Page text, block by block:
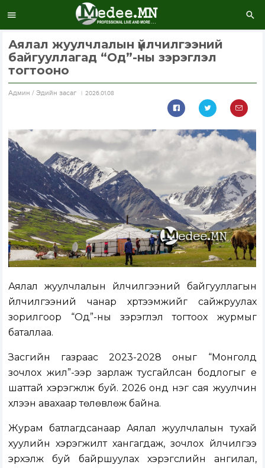
Аялал жуулчлалын үйлчилгээний
байгууллагад “Од”-ны зэрэглэл
тогтооно
Aдмин / Эдийн засаг 2026.01.08
Аялал жуулчлалын үйлчилгээний байгууллагын
үйлчилгээний чанар хүртээмжийг сайжруулах
зорилгоор “Од”-ны зэрэглэл тогтоох журмыг
баталлаа.
Засгийн газраас 2023-2028 оныг “Монголд
зочлох жил”-ээр зарлаж тусгайлсан бодлогыг үе
шаттай хэрэгжүүлж буй. 2026 онд нэг сая жуулчин
хүлээн авахаар төлөвлөж байна.
Журам батлагдсанаар Аялал жуулчлалын тухай
хуулийн хэрэгжилт хангагдаж, зочлох үйлчилгээ
эрхэлж буй байршуулах хэрэгслийн ангилал,